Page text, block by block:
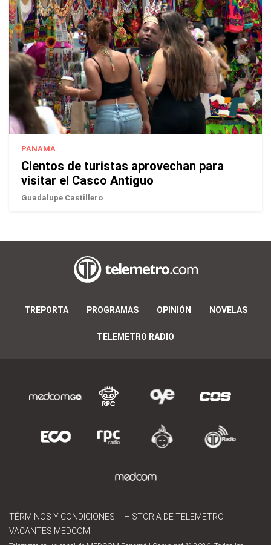
PANAMÁ
Cientos de turistas aprovechan para
visitar el Casco Antiguo
Guadalupe Castillero
TREPORTA PROGRAMAS OPINIÓN NOVELAS
TELEMETRO RADIO
TÉRMINOS Y CONDICIONES
HISTORIA DE TELEMETRO
VACANTES MEDCOM